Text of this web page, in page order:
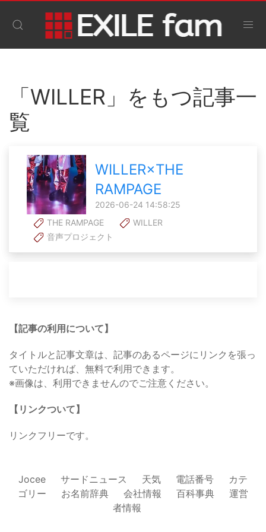
「WILLER」をもつ記事一
覧
WILLER×THE
RAMPAGE
2026-06-24 14:58:25
THE RAMPAGE
WILLER
音声プロジェクト
【記事の利用について】
タイトルと記事文章は、記事のあるページにリンクを張っ
ていただければ、無料で利用できます。
※画像は、利用できませんのでご注意ください。
【リンクついて】
リンクフリーです。
Jocee サードニュース 天気 電話番号
カテ
ゴリー
お名前辞典 会社情報 百科事典
運営
者情報